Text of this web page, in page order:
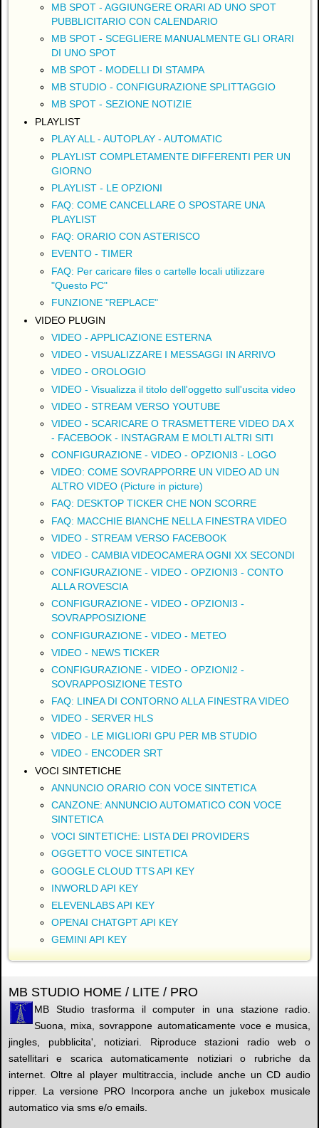
MB SPOT - AGGIUNGERE ORARI AD UNO SPOT
PUBBLICITARIO CON CALENDARIO
MB SPOT - SCEGLIERE MANUALMENTE GLI ORARI
DI UNO SPOT
MB SPOT - MODELLI DI STAMPA
MB STUDIO - CONFIGURAZIONE SPLITTAGGIO
MB SPOT - SEZIONE NOTIZIE
PLAYLIST
PLAY ALL - AUTOPLAY - AUTOMATIC
PLAYLIST COMPLETAMENTE DIFFERENTI PER UN
GIORNO
PLAYLIST - LE OPZIONI
FAQ: COME CANCELLARE O SPOSTARE UNA
PLAYLIST
FAQ: ORARIO CON ASTERISCO
EVENTO - TIMER
FAQ: Per caricare files o cartelle locali utilizzare
"Questo PC"
FUNZIONE "REPLACE"
VIDEO PLUGIN
VIDEO - APPLICAZIONE ESTERNA
VIDEO - VISUALIZZARE I MESSAGGI IN ARRIVO
VIDEO - OROLOGIO
VIDEO - Visualizza il titolo dell'oggetto sull'uscita video
VIDEO - STREAM VERSO YOUTUBE
VIDEO - SCARICARE O TRASMETTERE VIDEO DA X
- FACEBOOK - INSTAGRAM E MOLTI ALTRI SITI
CONFIGURAZIONE - VIDEO - OPZIONI3 - LOGO
VIDEO: COME SOVRAPPORRE UN VIDEO AD UN
ALTRO VIDEO (Picture in picture)
FAQ: DESKTOP TICKER CHE NON SCORRE
FAQ: MACCHIE BIANCHE NELLA FINESTRA VIDEO
VIDEO - STREAM VERSO FACEBOOK
VIDEO - CAMBIA VIDEOCAMERA OGNI XX SECONDI
CONFIGURAZIONE - VIDEO - OPZIONI3 - CONTO
ALLA ROVESCIA
CONFIGURAZIONE - VIDEO - OPZIONI3 -
SOVRAPPOSIZIONE
CONFIGURAZIONE - VIDEO - METEO
VIDEO - NEWS TICKER
CONFIGURAZIONE - VIDEO - OPZIONI2 -
SOVRAPPOSIZIONE TESTO
FAQ: LINEA DI CONTORNO ALLA FINESTRA VIDEO
VIDEO - SERVER HLS
VIDEO - LE MIGLIORI GPU PER MB STUDIO
VIDEO - ENCODER SRT
VOCI SINTETICHE
ANNUNCIO ORARIO CON VOCE SINTETICA
CANZONE: ANNUNCIO AUTOMATICO CON VOCE
SINTETICA
VOCI SINTETICHE: LISTA DEI PROVIDERS
OGGETTO VOCE SINTETICA
GOOGLE CLOUD TTS API KEY
INWORLD API KEY
ELEVENLABS API KEY
OPENAI CHATGPT API KEY
GEMINI API KEY
MB STUDIO HOME / LITE / PRO
MB Studio trasforma il computer in una stazione radio.
Suona, mixa, sovrappone automaticamente voce e musica,
jingles, pubblicita', notiziari. Riproduce stazioni radio web o
satellitari e scarica automaticamente notiziari o rubriche da
internet. Oltre al player multitraccia, include anche un CD audio
ripper. La versione PRO Incorpora anche un jukebox musicale
automatico via sms e/o emails.